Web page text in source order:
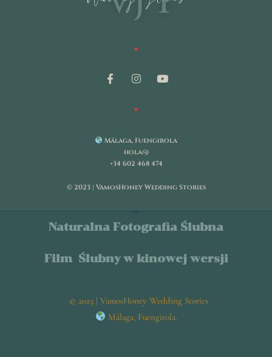
Málaga, Fuengirola
hola@
+34 602 468 474
© 2023 | VamosHoney Wedding Stories
Naturalna Fotografia Ślubna
Film Ślubny w kinowej wersji
© 2023 | VamosHoney Wedding Stories
Málaga, Fuengirola.